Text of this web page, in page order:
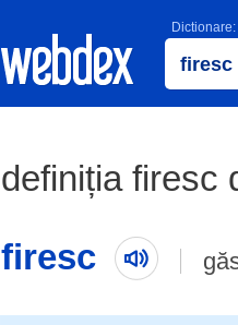
Dictionare:
definiția firesc
firesc